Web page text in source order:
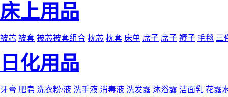
床上用品
被芯 被套 被芯被套组合 枕芯 枕套 床单 席子 席子 褥子 毛毯 三
日化用品
牙膏 肥皂 洗衣粉/液 洗手液 消毒液 洗发露 沐浴露 洁面乳 花露